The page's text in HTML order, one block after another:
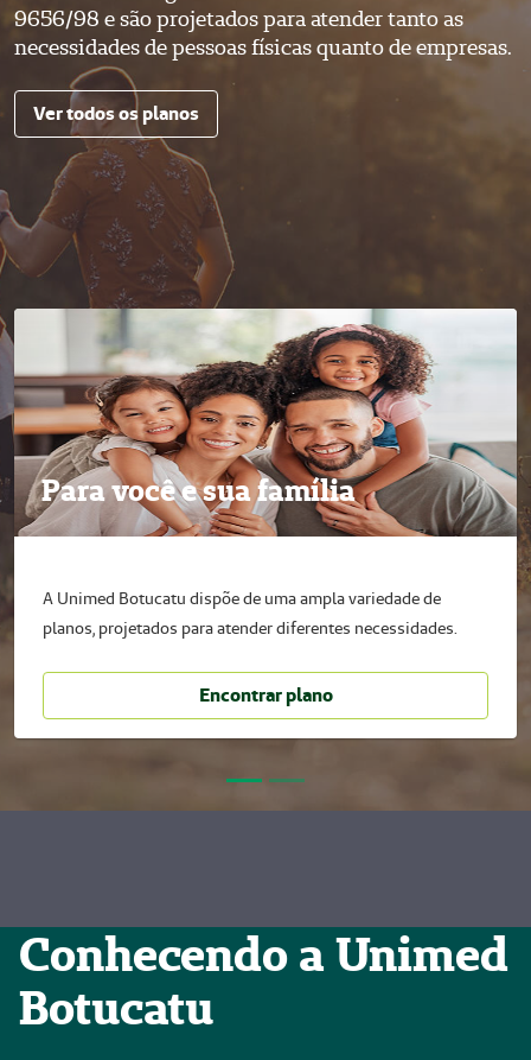
9656/98 e são projetados para atender tanto as
necessidades de pessoas físicas quanto de empresas.
Ver todos os planos
Para você e sua família
A Unimed Botucatu dispõe de uma ampla variedade de
planos, projetados para atender diferentes necessidades.
Encontrar plano
Conhecendo a Unimed
Botucatu